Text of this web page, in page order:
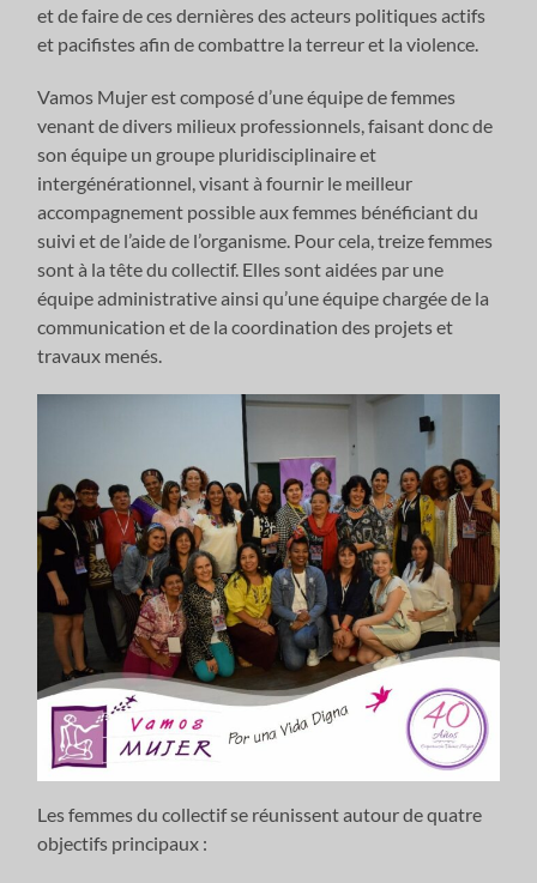
et de faire de ces dernières des acteurs politiques actifs
et pacifistes afin de combattre la terreur et la violence.
Vamos Mujer est composé d’une équipe de femmes
venant de divers milieux professionnels, faisant donc de
son équipe un groupe pluridisciplinaire et
intergénérationnel, visant à fournir le meilleur
accompagnement possible aux femmes bénéficiant du
suivi et de l’aide de l’organisme. Pour cela, treize femmes
sont à la tête du collectif. Elles sont aidées par une
équipe administrative ainsi qu’une équipe chargée de la
communication et de la coordination des projets et
travaux menés.
Les femmes du collectif se réunissent autour de quatre
objectifs principaux :